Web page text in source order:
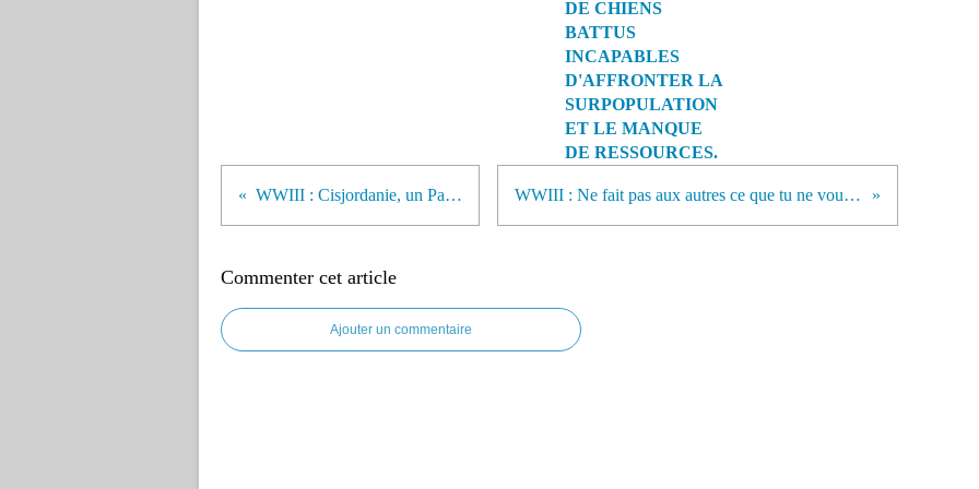
DE CHIENS
BATTUS
INCAPABLES
D'AFFRONTER LA
SURPOPULATION
ET LE MANQUE
DE RESSOURCES.
WWIII : Cisjordanie, un Pays Arabe qui va retourner aux Arabes et aux Palestiniens. Guerre Nucléaire sur Naplouse, Jérusalem et Tel-Aviv. WWIII : Ne fait pas aux autres ce que tu ne voudrais qu'on te fît. ISRAËL SERA DETRUITE ET RIEN DE SES PIERRES NE RESTERONT CAR LE PEUPLE JUIF NE PEUT-ETRE SAUVE QUE PAR SON SAUVEUR.
Commenter cet article
Ajouter un commentaire